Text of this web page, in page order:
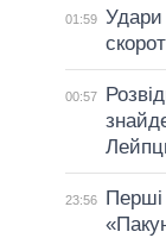
01:59 Удари
00:57
23:56